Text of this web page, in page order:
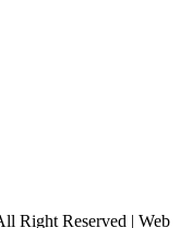
Right Reserved | Web